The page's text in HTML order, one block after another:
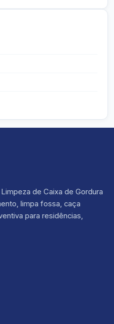
de Caixa de Gordura
limpa fossa, caça
para residências,